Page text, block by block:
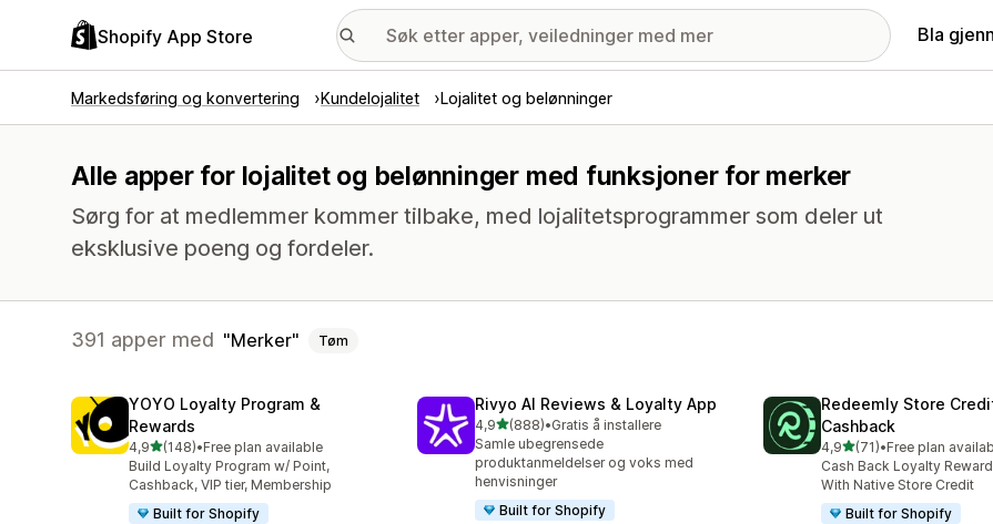
Shopify App Store Bla
Markedsføring og konvertering Kundelojalitet Lojalitet og belønninger
Alle apper for lojalitet og belønninger med funksjoner for merker
Sørg for at medlemmer kommer tilbake, med lojalitetsprogrammer som deler ut
eksklusive poeng og fordeler.
391 apper med Merker Tøm
YOYO Loyalty Program &
Rewards
4,9av 5 stjerner
(148)
Totalt 148 omtaler
•Free plan available
Build Loyalty Program w/ Point,
Cashback, VIP tier, Membership
Built for Shopify
Rivyo AI Reviews & Loyalty App
4,9av 5 stjerner
(888)
Totalt 888 omtaler
•Gratis å installere
Samle ubegrensede
produktanmeldelser og voks med
henvisninger
Built for Shopify
Redeemly Store
Cashback
4,9av 5 stjerner
(71)
Totalt 71 omtaler
•Free plan
Cash Back Loyalty
With Native Store Credit
Built for Shopify